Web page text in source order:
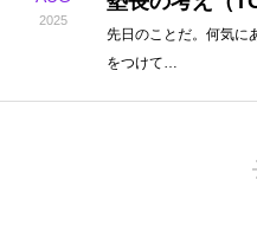
2025
先日のことだ。何気に
をつけて…